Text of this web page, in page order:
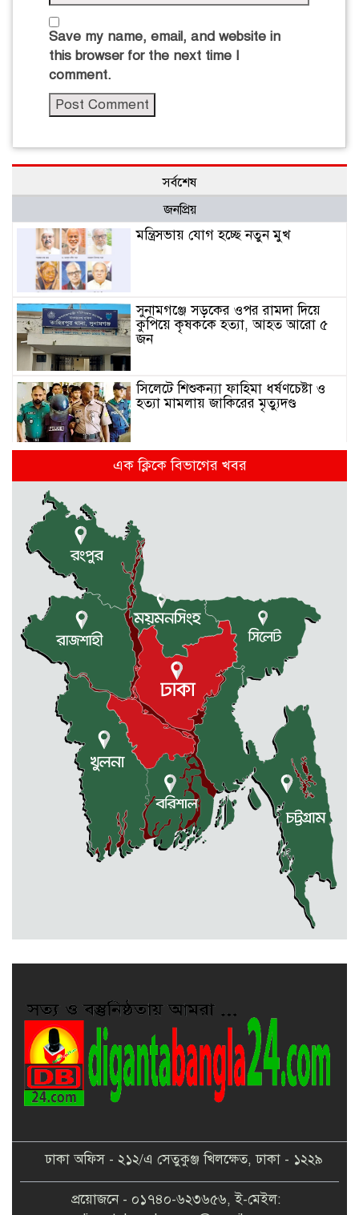
Save my name, email, and website in
this browser for the next time I
comment.
সর্বশেষ
জনপ্রিয়
মন্ত্রিসভায় যোগ হচ্ছে নতুন মুখ
সুনামগঞ্জে সড়কের ওপর রামদা দিয়ে
কুপিয়ে কৃষককে হত্যা, আহত আরো ৫
জন
সিলেটে শিশুকন্যা ফাহিমা ধর্ষণচেষ্টা ও
হত্যা মামলায় জাকিরের মৃত্যুদণ্ড
রাজশাহীতে স্কুলের ৬ তলা থেকে লাফ
দিয়ে শিক্ষার্থীর মৃত্যু
দুর্গাপুরে ৪০ বোতল ভারতীয় মদসহ
আটক ২
প্রথম শ্রেণিতে ভর্তি লটারিতে, পরীক্ষা হবে
দ্বিতীয় থেকে নবম শ্রেণি পর্যন্ত
দুর্গাপুরে ক্ষুদে শিক্ষার্থীদের মাঝে গাছের
চারা বিতরণ
ঢাকাসহ যেসব অঞ্চলে বজ্রবৃষ্টির আভাস
কলমাকান্দা-নেত্রকোনা আঞ্চলিক সড়কে
৫ শতাধিক গাছের চারা রোপণ
মেলান্দহে ব্র্যাকের স্বাস্থ্য ক্যাম্প পরিদর্শনে
এক ক্লিকে বিভাগের খবর
ঢাকা অফিস - ২১২/এ সেতুকুঞ্জ খিলক্ষেত, ঢাকা - ১২২৯
প্রয়োজনে - ০১৭৪০-৬২৩৬৫৬, ই-মেইল: